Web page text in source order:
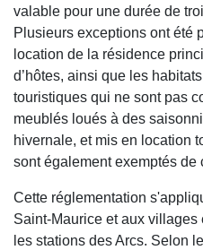
valable pour une durée de
Plusieurs exceptions ont été
location de la résidence
d’hôtes, ainsi que les
touristiques qui ne sont pas
meublés loués à des
hivernale, et mis en location
sont également exemptés de
Cette réglementation
Saint-Maurice et aux
les stations des Arcs. Selon